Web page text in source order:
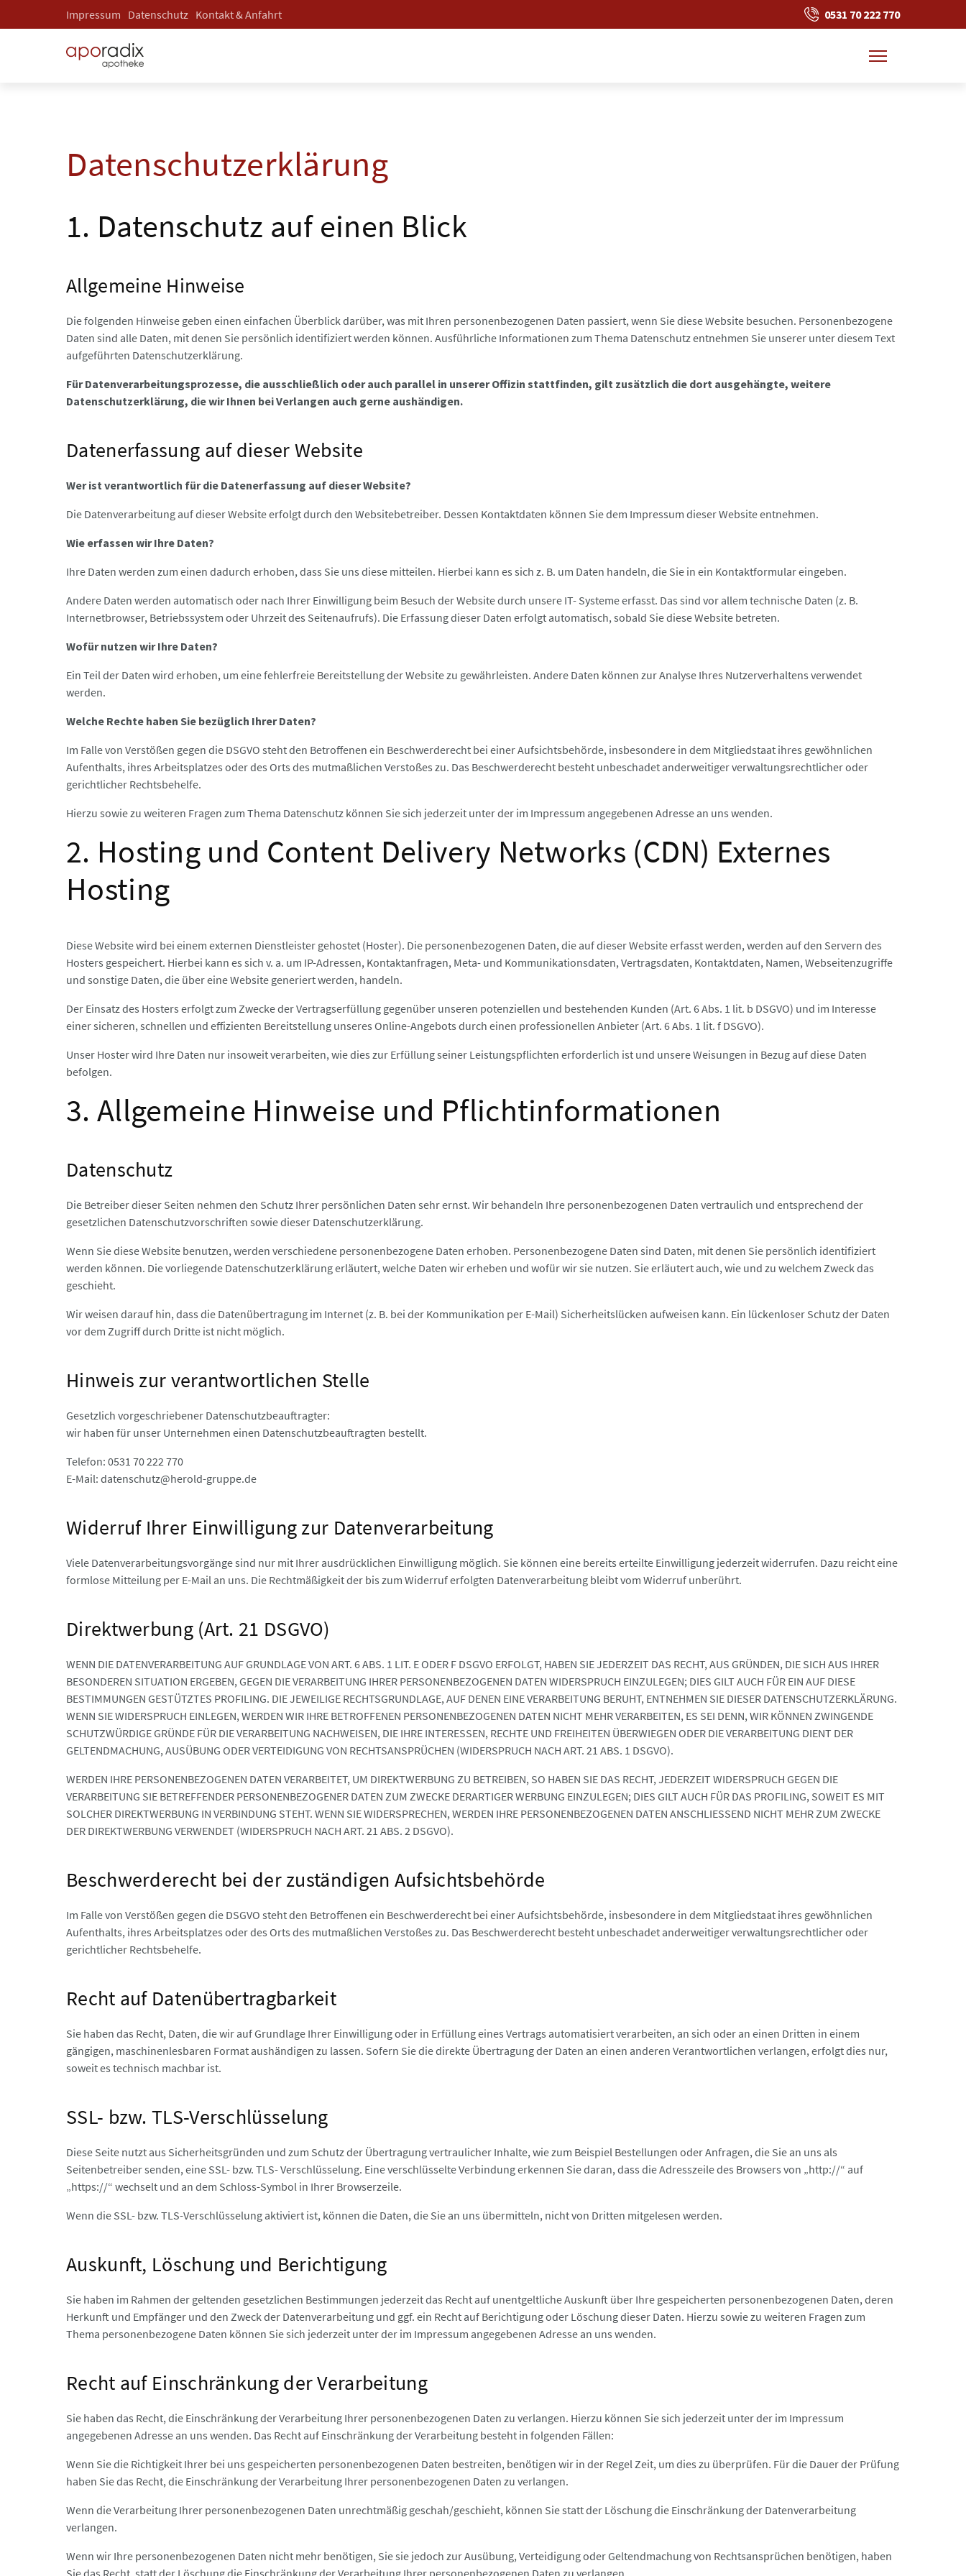
Impressum Datenschutz Kontakt & Anfahrt 0531 70 222 770
Toggle navigation
Datenschutzerklärung
1. Datenschutz auf einen Blick
Allgemeine Hinweise
Die folgenden Hinweise geben einen einfachen Überblick darüber, was mit Ihren personenbezogenen Daten passiert, wenn Sie diese Website besuchen. Personenbezogene
Daten sind alle Daten, mit denen Sie persönlich identifiziert werden können. Ausführliche Informationen zum Thema Datenschutz entnehmen Sie unserer unter diesem Text
aufgeführten Datenschutzerklärung.
Für Datenverarbeitungsprozesse, die ausschließlich oder auch parallel in unserer Offizin stattfinden, gilt zusätzlich die dort ausgehängte, weitere
Datenschutzerklärung, die wir Ihnen bei Verlangen auch gerne aushändigen.
Datenerfassung auf dieser Website
Wer ist verantwortlich für die Datenerfassung auf dieser Website?
Die Datenverarbeitung auf dieser Website erfolgt durch den Websitebetreiber. Dessen Kontaktdaten können Sie dem Impressum dieser Website entnehmen.
Wie erfassen wir Ihre Daten?
Ihre Daten werden zum einen dadurch erhoben, dass Sie uns diese mitteilen. Hierbei kann es sich z. B. um Daten handeln, die Sie in ein Kontaktformular eingeben.
Andere Daten werden automatisch oder nach Ihrer Einwilligung beim Besuch der Website durch unsere IT- Systeme erfasst. Das sind vor allem technische Daten (z. B.
Internetbrowser, Betriebssystem oder Uhrzeit des Seitenaufrufs). Die Erfassung dieser Daten erfolgt automatisch, sobald Sie diese Website betreten.
Wofür nutzen wir Ihre Daten?
Ein Teil der Daten wird erhoben, um eine fehlerfreie Bereitstellung der Website zu gewährleisten. Andere Daten können zur Analyse Ihres Nutzerverhaltens verwendet
werden.
Welche Rechte haben Sie bezüglich Ihrer Daten?
Im Falle von Verstößen gegen die DSGVO steht den Betroffenen ein Beschwerderecht bei einer Aufsichtsbehörde, insbesondere in dem Mitgliedstaat ihres gewöhnlichen
Aufenthalts, ihres Arbeitsplatzes oder des Orts des mutmaßlichen Verstoßes zu. Das Beschwerderecht besteht unbeschadet anderweitiger verwaltungsrechtlicher oder
gerichtlicher Rechtsbehelfe.
Hierzu sowie zu weiteren Fragen zum Thema Datenschutz können Sie sich jederzeit unter der im Impressum angegebenen Adresse an uns wenden.
2. Hosting und Content Delivery Networks (CDN) Externes
Hosting
Diese Website wird bei einem externen Dienstleister gehostet (Hoster). Die personenbezogenen Daten, die auf dieser Website erfasst werden, werden auf den Servern des
Hosters gespeichert. Hierbei kann es sich v. a. um IP-Adressen, Kontaktanfragen, Meta- und Kommunikationsdaten, Vertragsdaten, Kontaktdaten, Namen, Webseitenzugriffe
und sonstige Daten, die über eine Website generiert werden, handeln.
Der Einsatz des Hosters erfolgt zum Zwecke der Vertragserfüllung gegenüber unseren potenziellen und bestehenden Kunden (Art. 6 Abs. 1 lit. b DSGVO) und im Interesse
einer sicheren, schnellen und effizienten Bereitstellung unseres Online-Angebots durch einen professionellen Anbieter (Art. 6 Abs. 1 lit. f DSGVO).
Unser Hoster wird Ihre Daten nur insoweit verarbeiten, wie dies zur Erfüllung seiner Leistungspflichten erforderlich ist und unsere Weisungen in Bezug auf diese Daten
befolgen.
3. Allgemeine Hinweise und Pflichtinformationen
Datenschutz
Die Betreiber dieser Seiten nehmen den Schutz Ihrer persönlichen Daten sehr ernst. Wir behandeln Ihre personenbezogenen Daten vertraulich und entsprechend der
gesetzlichen Datenschutzvorschriften sowie dieser Datenschutzerklärung.
Wenn Sie diese Website benutzen, werden verschiedene personenbezogene Daten erhoben. Personenbezogene Daten sind Daten, mit denen Sie persönlich identifiziert
werden können. Die vorliegende Datenschutzerklärung erläutert, welche Daten wir erheben und wofür wir sie nutzen. Sie erläutert auch, wie und zu welchem Zweck das
geschieht.
Wir weisen darauf hin, dass die Datenübertragung im Internet (z. B. bei der Kommunikation per E-Mail) Sicherheitslücken aufweisen kann. Ein lückenloser Schutz der Daten
vor dem Zugriff durch Dritte ist nicht möglich.
Hinweis zur verantwortlichen Stelle
Gesetzlich vorgeschriebener Datenschutzbeauftragter:
wir haben für unser Unternehmen einen Datenschutzbeauftragten bestellt.
Telefon: 0531 70 222 770
E-Mail: datenschutz@herold-gruppe.de
Widerruf Ihrer Einwilligung zur Datenverarbeitung
Viele Datenverarbeitungsvorgänge sind nur mit Ihrer ausdrücklichen Einwilligung möglich. Sie können eine bereits erteilte Einwilligung jederzeit widerrufen. Dazu reicht eine
formlose Mitteilung per E-Mail an uns. Die Rechtmäßigkeit der bis zum Widerruf erfolgten Datenverarbeitung bleibt vom Widerruf unberührt.
Direktwerbung (Art. 21 DSGVO)
WENN DIE DATENVERARBEITUNG AUF GRUNDLAGE VON ART. 6 ABS. 1 LIT. E ODER F DSGVO ERFOLGT, HABEN SIE JEDERZEIT DAS RECHT, AUS GRÜNDEN, DIE SICH AUS IHRER
BESONDEREN SITUATION ERGEBEN, GEGEN DIE VERARBEITUNG IHRER PERSONENBEZOGENEN DATEN WIDERSPRUCH EINZULEGEN; DIES GILT AUCH FÜR EIN AUF DIESE
BESTIMMUNGEN GESTÜTZTES PROFILING. DIE JEWEILIGE RECHTSGRUNDLAGE, AUF DENEN EINE VERARBEITUNG BERUHT, ENTNEHMEN SIE DIESER DATENSCHUTZERKLÄRUNG.
WENN SIE WIDERSPRUCH EINLEGEN, WERDEN WIR IHRE BETROFFENEN PERSONENBEZOGENEN DATEN NICHT MEHR VERARBEITEN, ES SEI DENN, WIR KÖNNEN ZWINGENDE
SCHUTZWÜRDIGE GRÜNDE FÜR DIE VERARBEITUNG NACHWEISEN, DIE IHRE INTERESSEN, RECHTE UND FREIHEITEN ÜBERWIEGEN ODER DIE VERARBEITUNG DIENT DER
GELTENDMACHUNG, AUSÜBUNG ODER VERTEIDIGUNG VON RECHTSANSPRÜCHEN (WIDERSPRUCH NACH ART. 21 ABS. 1 DSGVO).
WERDEN IHRE PERSONENBEZOGENEN DATEN VERARBEITET, UM DIREKTWERBUNG ZU BETREIBEN, SO HABEN SIE DAS RECHT, JEDERZEIT WIDERSPRUCH GEGEN DIE
VERARBEITUNG SIE BETREFFENDER PERSONENBEZOGENER DATEN ZUM ZWECKE DERARTIGER WERBUNG EINZULEGEN; DIES GILT AUCH FÜR DAS PROFILING, SOWEIT ES MIT
SOLCHER DIREKTWERBUNG IN VERBINDUNG STEHT. WENN SIE WIDERSPRECHEN, WERDEN IHRE PERSONENBEZOGENEN DATEN ANSCHLIESSEND NICHT MEHR ZUM ZWECKE
DER DIREKTWERBUNG VERWENDET (WIDERSPRUCH NACH ART. 21 ABS. 2 DSGVO).
Beschwerderecht bei der zuständigen Aufsichtsbehörde
Im Falle von Verstößen gegen die DSGVO steht den Betroffenen ein Beschwerderecht bei einer Aufsichtsbehörde, insbesondere in dem Mitgliedstaat ihres gewöhnlichen
Aufenthalts, ihres Arbeitsplatzes oder des Orts des mutmaßlichen Verstoßes zu. Das Beschwerderecht besteht unbeschadet anderweitiger verwaltungsrechtlicher oder
gerichtlicher Rechtsbehelfe.
Recht auf Datenübertragbarkeit
Sie haben das Recht, Daten, die wir auf Grundlage Ihrer Einwilligung oder in Erfüllung eines Vertrags automatisiert verarbeiten, an sich oder an einen Dritten in einem
gängigen, maschinenlesbaren Format aushändigen zu lassen. Sofern Sie die direkte Übertragung der Daten an einen anderen Verantwortlichen verlangen, erfolgt dies nur,
soweit es technisch machbar ist.
SSL- bzw. TLS-Verschlüsselung
Diese Seite nutzt aus Sicherheitsgründen und zum Schutz der Übertragung vertraulicher Inhalte, wie zum Beispiel Bestellungen oder Anfragen, die Sie an uns als
Seitenbetreiber senden, eine SSL- bzw. TLS- Verschlüsselung. Eine verschlüsselte Verbindung erkennen Sie daran, dass die Adresszeile des Browsers von „http://“ auf
„https://“ wechselt und an dem Schloss-Symbol in Ihrer Browserzeile.
Wenn die SSL- bzw. TLS-Verschlüsselung aktiviert ist, können die Daten, die Sie an uns übermitteln, nicht von Dritten mitgelesen werden.
Auskunft, Löschung und Berichtigung
Sie haben im Rahmen der geltenden gesetzlichen Bestimmungen jederzeit das Recht auf unentgeltliche Auskunft über Ihre gespeicherten personenbezogenen Daten, deren
Herkunft und Empfänger und den Zweck der Datenverarbeitung und ggf. ein Recht auf Berichtigung oder Löschung dieser Daten. Hierzu sowie zu weiteren Fragen zum
Thema personenbezogene Daten können Sie sich jederzeit unter der im Impressum angegebenen Adresse an uns wenden.
Recht auf Einschränkung der Verarbeitung
Sie haben das Recht, die Einschränkung der Verarbeitung Ihrer personenbezogenen Daten zu verlangen. Hierzu können Sie sich jederzeit unter der im Impressum
angegebenen Adresse an uns wenden. Das Recht auf Einschränkung der Verarbeitung besteht in folgenden Fällen:
Wenn Sie die Richtigkeit Ihrer bei uns gespeicherten personenbezogenen Daten bestreiten, benötigen wir in der Regel Zeit, um dies zu überprüfen. Für die Dauer der Prüfung
haben Sie das Recht, die Einschränkung der Verarbeitung Ihrer personenbezogenen Daten zu verlangen.
Wenn die Verarbeitung Ihrer personenbezogenen Daten unrechtmäßig geschah/geschieht, können Sie statt der Löschung die Einschränkung der Datenverarbeitung
verlangen.
Wenn wir Ihre personenbezogenen Daten nicht mehr benötigen, Sie sie jedoch zur Ausübung, Verteidigung oder Geltendmachung von Rechtsansprüchen benötigen, haben